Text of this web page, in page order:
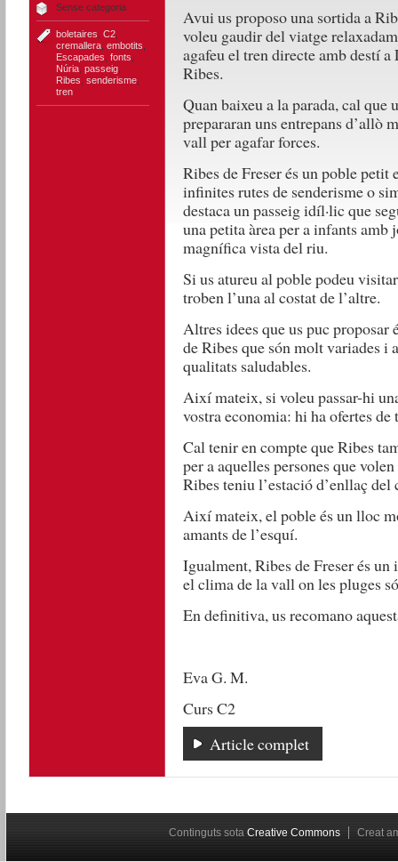
Sense categoria
boletaires C2,
cremallera, embotits
Escapades fonts
Núria, passeig,
Ribes senderisme,
tren
Avui us proposo una sortida a
voleu gaudir del viatge
agafeu el tren directe amb destí
Ribes.
Quan baixeu a la parada, cal que
prepararan uns entrepans d’allò
vall per agafar forces.
Ribes de Freser és un poble petit
infinites rutes de senderisme o
destaca un passeig idíl·lic que
una petita àrea per a infants amb
magnífica vista del riu.
Si us atureu al poble podeu
troben l’una al costat de l’altre.
Altres idees que us puc proposar
de Ribes que són molt variades i
qualitats saludables.
Així mateix, si voleu passar-hi
vostra economia: hi ha ofertes de
Cal tenir en compte que Ribes
per a aquelles persones que
Ribes teniu l’estació d’enllaç
Així mateix, el poble és un lloc
amants de l’esquí.
Igualment, Ribes de Freser és
el clima de la vall on les pluges
En definitiva, us recomano
Eva G. M.
Curs C2
Article complet
Continguts sota Creative Commons Creat